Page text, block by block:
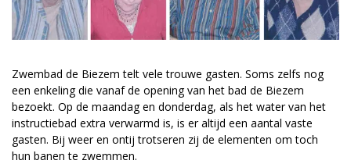
Zwembad de Biezem telt vele trouwe gasten. Soms zelfs nog
een enkeling die vanaf de opening van het bad de Biezem
bezoekt. Op de maandag en donderdag, als het water van het
instructiebad extra verwarmd is, is er altijd een aantal vaste
gasten. Bij weer en ontij trotseren zij de elementen om toch
hun banen te zwemmen.